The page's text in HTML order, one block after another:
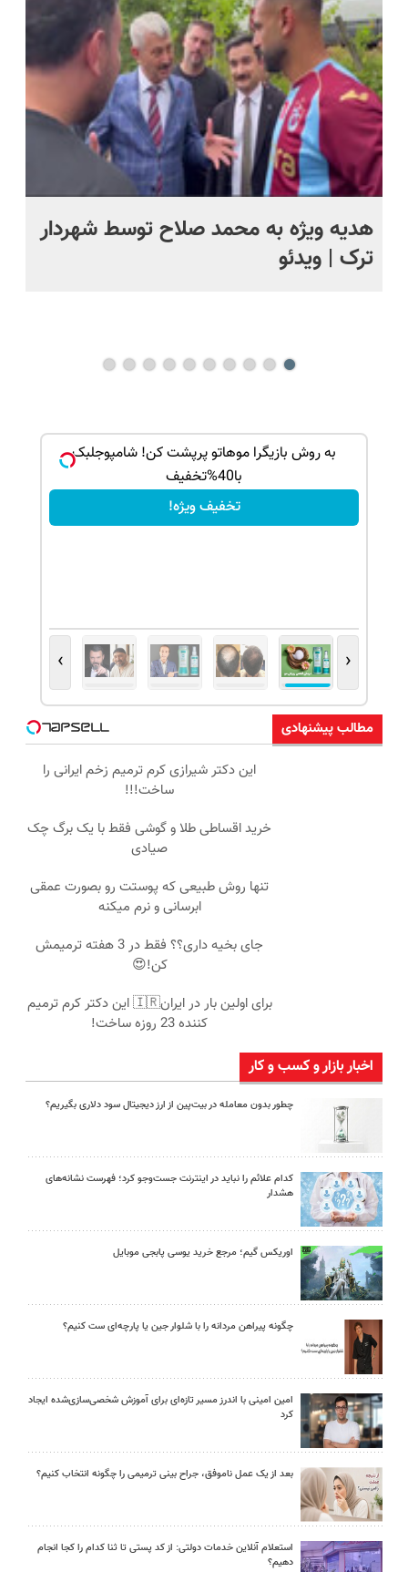
پرداخت
قسطی
رایگان+پرداخت
اقساطی😍
هدیه ویژه به محمد صلاح توسط شهردار
ترک | ویدئو
به روش بازیگرا موهاتو پرپشت کن! شامپوجلبک
با40%تخفیف
تخفیف ویژه!
‹
›
مطالب پیشنهادی
این دکتر شیرازی کرم ترمیم زخم ایرانی را
ساخت!!!
خرید اقساطی طلا و گوشی فقط با یک برگ چک
صیادی
تنها روش طبیعی که پوستت رو بصورت عمقی
ابرسانی و نرم میکنه
جای بخیه داری؟؟ فقط در 3 هفته ترمیمش
کن!😍
برای اولین بار در ایران🇮🇷 این دکتر کرم ترمیم
کننده 23 روزه ساخت!
اخبار بازار و کسب و کار
چطور بدون معامله در بیت‌پین از ارز دیجیتال سود دلاری بگیریم؟
کدام علائم را نباید در اینترنت جست‌وجو کرد؛ فهرست نشانه‌های
هشدار
اوریکس گیم؛ مرجع خرید یوسی پابجی موبایل
چگونه پیراهن مردانه را با شلوار جین یا پارچه‌ای ست کنیم؟
امین امینی با اندرز مسیر تازه‌ای برای آموزش شخصی‌سازی‌شده ایجاد
کرد
بعد از یک عمل ناموفق، جراح بینی ترمیمی را چگونه انتخاب کنیم؟
استعلام آنلاین خدمات دولتی: از کد پستی تا ثنا کدام را کجا انجام
دهیم؟